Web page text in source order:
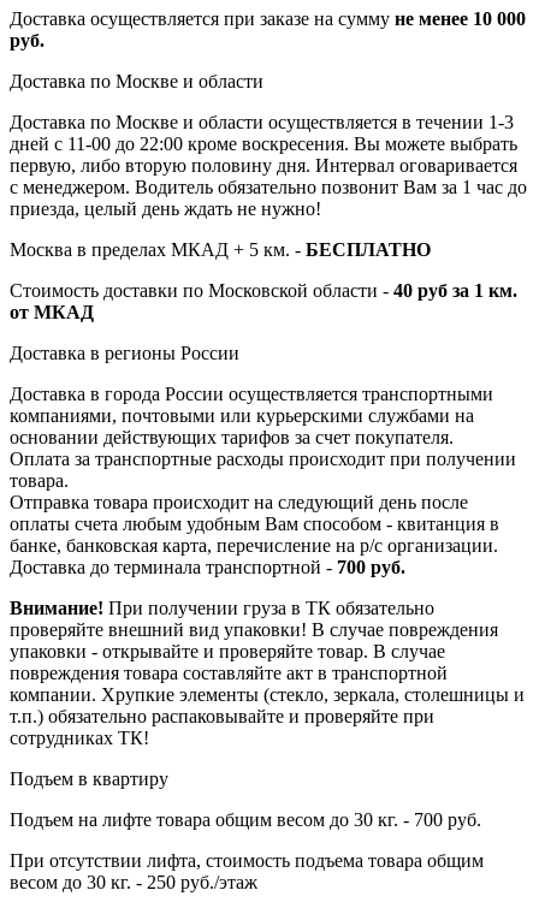
Доставка осуществляется при заказе на сумму не менее 10 000
руб.
Доставка по Москве и области
Доставка по Москве и области осуществляется в течении 1-3
дней с 11-00 до 22:00 кроме воскресения. Вы можете выбрать
первую, либо вторую половину дня. Интервал оговаривается
с менеджером. Водитель обязательно позвонит Вам за 1 час до
приезда, целый день ждать не нужно!
Москва в пределах МКАД + 5 км. - БЕСПЛАТНО
Стоимость доставки по Московской области - 40 руб за 1 км.
от МКАД
Доставка в регионы России
Доставка в города России осуществляется транспортными
компаниями, почтовыми или курьерскими службами на
основании действующих тарифов за счет покупателя.
Оплата за транспортные расходы происходит при получении
товара.
Отправка товара происходит на следующий день после
оплаты счета любым удобным Вам способом - квитанция в
банке, банковская карта, перечисление на р/с организации.
Доставка до терминала транспортной - 700 руб.
Внимание! При получении груза в ТК обязательно
проверяйте внешний вид упаковки! В случае повреждения
упаковки - открывайте и проверяйте товар. В случае
повреждения товара составляйте акт в транспортной
компании. Хрупкие элементы (стекло, зеркала, столешницы и
т.п.) обязательно распаковывайте и проверяйте при
сотрудниках ТК!
Подъем в квартиру
Подъем на лифте товара общим весом до 30 кг. - 700 руб.
При отсутствии лифта, стоимость подъема товара общим
весом до 30 кг. - 250 руб./этаж